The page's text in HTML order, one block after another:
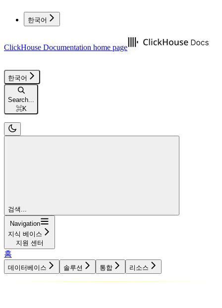
한국어
ClickHouse Documentation home page
한국어
Search...
⌘K
검색...
Navigation
지식 베이스
지원 센터
홈
데이터베이스 솔루션 통합 리소스